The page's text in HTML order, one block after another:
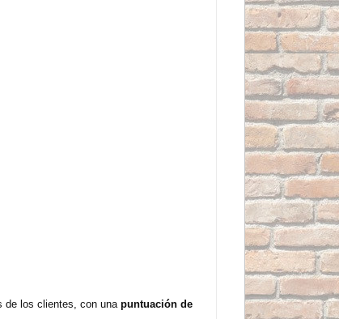
de los clientes, con una puntuación de